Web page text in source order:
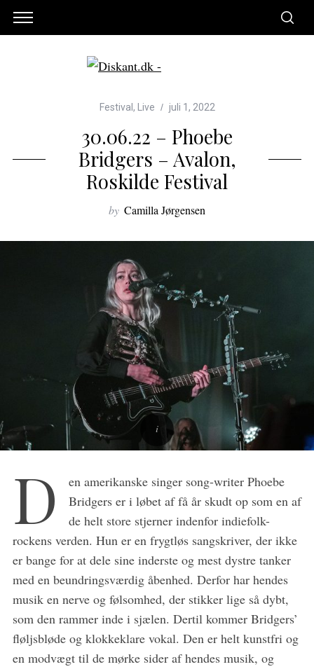
Festival , Live juli 1, 2022
30.06.22 – Phoebe
Bridgers – Avalon,
Roskilde Festival
by Camilla Jørgensen
D
en amerikanske singer song-writer Phoebe
Bridgers er i løbet af få år skudt op som en af
de helt store stjerner indenfor indiefolk-
rockens verden. Hun er en frygtløs sangskriver, der ikke
er bange for at dele sine inderste og mest dystre tanker
med en beundringsværdig åbenhed. Derfor har hendes
musik en nerve og følsomhed, der stikker lige så dybt,
som den rammer inde i sjælen. Dertil kommer Bridgers’
fløljsbløde og klokkeklare vokal. Den er helt kunstfri og
en modvægt til de mørke sider af hendes musik, og